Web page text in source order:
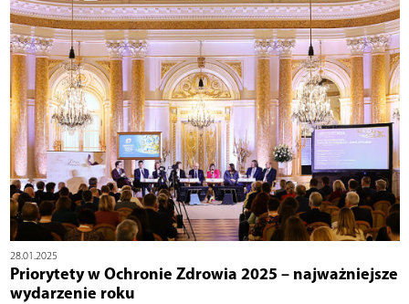
28.01.2025
Priorytety w Ochronie Zdrowia 2025 – najważniejsze
wydarzenie roku